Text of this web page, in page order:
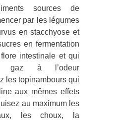
sources de
par les légumes
en stacchyose et
en fermentation
intestinale et qui
gaz à l’odeur
les topinambours qui
aux mêmes effets
au maximum les
les choux, la